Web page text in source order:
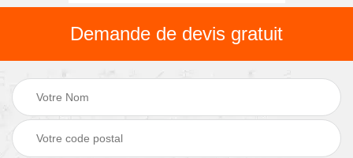
Demande de devis gratuit